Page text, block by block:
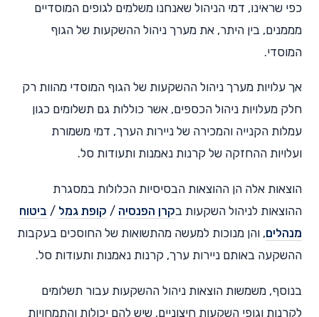
כפי שראינו, דמי הניהול שאנחנו משלמים לגופים המוסדיים
מממנים, בין היתר, את מערך ניהול ההשקעות של הגוף
המוסדי.
אך עלויות מערך ניהול ההשקעות של הגוף המוסדי מהוות רק
חלק מעלויות ניהול הכספים, אשר כוללות גם תשלומים כגון
עמלות הקנייה והמכירה של ניירות הערך, דמי משמורת
ועלויות ההחזקה של קרנות נאמנות ותעודות סל.
הוצאות אלה הן ההוצאות הבסיסיות הכלולות במסגרת
ההוצאות לניהול השקעות בקרן הפנסיה / קופת גמל / ביטוח
מנהלים, והן מנוכות למעשה מהתשואות של החוסכים בעקבות
ההשקעה באותם ניירות ערך, קרנות נאמנות ותעודות סל.
בנוסף, משמשות הוצאות ניהול ההשקעות עבור תשלומים
לקרנות וגופי השקעות חיצוניים, שיש להם יכולות והתמחויות